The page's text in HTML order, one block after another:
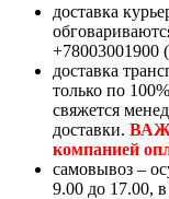
доставка
+78003001900
доставка
только по
свяжется
доставки.
компанией
самовывоз –
9.00 до 17.00,